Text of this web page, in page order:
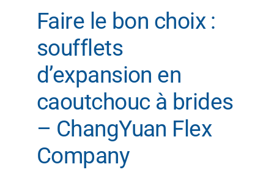
Faire le bon choix :
soufflets
d’expansion en
caoutchouc à brides
– ChangYuan Flex
Company